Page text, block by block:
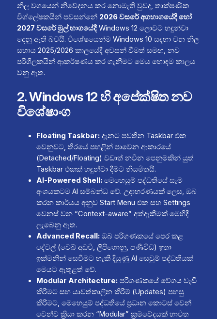
නිල වශයෙන් නිවේදනය කර නොමැති වුවද, තාක්ෂණික
විශ්ලේෂකයින් පවසන්නේ 2026 වසරේ අගභාගයේදී හෝ
2027 වසරේ මුල් භාගයේදීWindows 12 ලොවට හඳුන්වා
දෙනු ඇති බවයි. විශේෂයෙන්ම Windows 10 සඳහා වන නිල
සහාය 2025/2026 කාලයේදී අවසන් වීමත් සමඟ, නව
පරිශීලකයින් ආකර්ෂණය කර ගැනීමට මෙය හොඳම කාලය
වනු ඇත.
2. Windows 12 හි අපේක්ෂිත නව
විශේෂාංග
Floating Taskbar:දැනට පවතින Taskbar එක
වෙනුවට, තිරයේ පහළින් පාවෙන ආකාරයේ
(Detached/Floating) වඩාත් නවීන පෙනුමකින් යුත්
Taskbar එකක් හඳුන්වා දීමට නියමිතයි.
AI-Powered Shell:මෙහෙයුම් පද්ධතියේ සෑම
අංශයකටම AI සම්බන්ධ වේ. උදාහරණයක් ලෙස, ඔබ
කරන කාර්යය අනුව Start Menu එක සහ Settings
වෙනස් වන “Context-aware” අත්දැකීමක් මෙහිදී
ලැබෙනු ඇත.
Advanced Recall:ඔබ පරිගණකයේ පෙර කළ
දේවල් (වෙබ් අඩවි, ලිපිගොනු, පණිවිඩ) ඉතා
ඉක්මනින් සෙවීමට හැකි දියුණු AI සෙවුම් පද්ධතියක්
මෙයට ඇතුළත් වේ.
Modular Architecture:පරිගණකයේ වේගය වැඩි
කිරීමට සහ යාවත්කාලීන කිරීම් (Updates) පහසු
කිරීමට, මෙහෙයුම් පද්ධතියේ ප්‍රධාන කොටස් වෙන්
වෙන්ව ක්‍රියා කරන “Modular” ක්‍රමවේදයක් භාවිත